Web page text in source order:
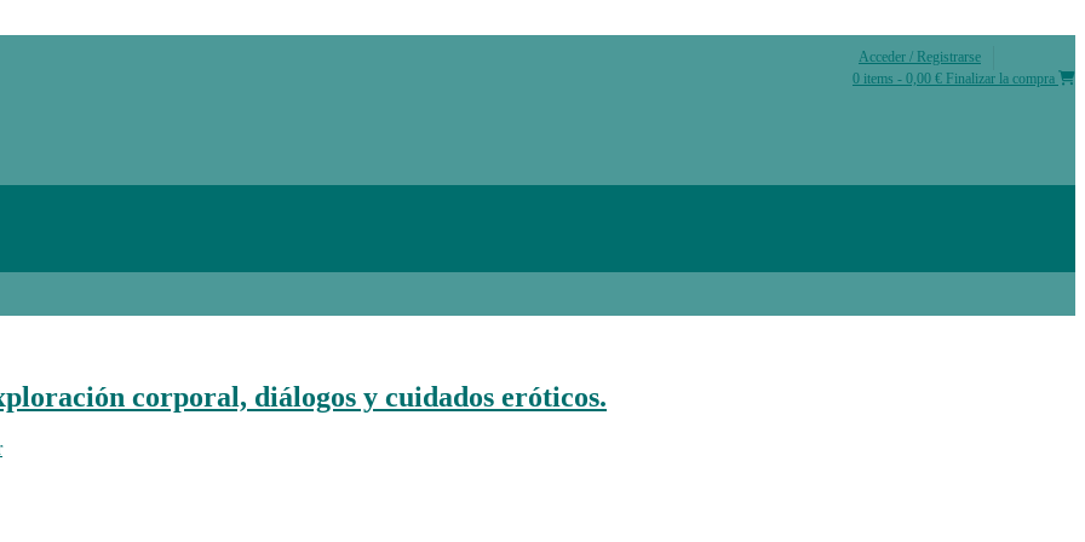
Acceder / Registrarse
0 items - 0,00 € Finalizar la compra
corporal, diálogos y cuidados eróticos.